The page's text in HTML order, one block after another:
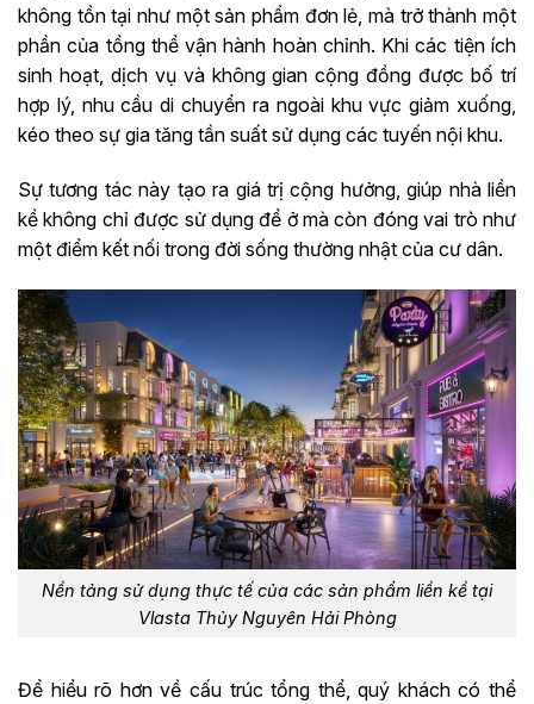
không tồn tại như một sản phẩm đơn lẻ, mà trở thành một
phần của tổng thể vận hành hoàn chỉnh. Khi các tiện ích
sinh hoạt, dịch vụ và không gian cộng đồng được bố trí
hợp lý, nhu cầu di chuyển ra ngoài khu vực giảm xuống,
kéo theo sự gia tăng tần suất sử dụng các tuyến nội khu.
Sự tương tác này tạo ra giá trị cộng hưởng, giúp nhà liền
kề không chỉ được sử dụng để ở mà còn đóng vai trò như
một điểm kết nối trong đời sống thường nhật của cư dân.
Nền tảng sử dụng thực tế của các sản phẩm liền kề tại
Vlasta Thủy Nguyên Hải Phòng
Để hiểu rõ hơn về cấu trúc tổng thể, quý khách có thể